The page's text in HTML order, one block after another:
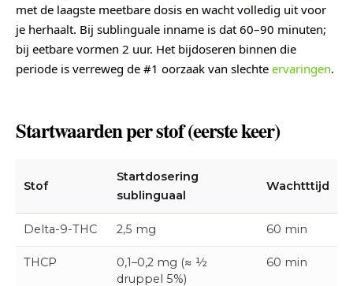
met de laagste meetbare dosis en wacht volledig uit voor
je herhaalt. Bij sublinguale inname is dat 60–90 minuten;
bij eetbare vormen 2 uur. Het bijdoseren binnen die
periode is verreweg de #1 oorzaak van slechte ervaringen.
Startwaarden per stof (eerste keer)
Stof
Startdosering
sublinguaal
Wachtttijd
Delta-9-THC 2,5 mg 60 min
THCP
0,1–0,2 mg (≈ ½
druppel 5%)
60 min